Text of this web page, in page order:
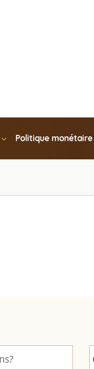
Politique monétaire